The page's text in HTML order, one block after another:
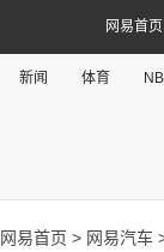
网易首页
新闻 体育
网易首页 > 网易汽车